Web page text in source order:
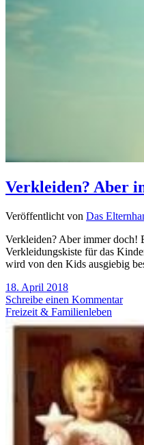
Verkleiden? Aber
Veröffentlicht von Das
Verkleiden? Aber immer doch!
Verkleidungskiste für das
wird von den Kids ausgiebig
18. April 2018
Schreibe einen Kommentar
Freizeit & Familienleben